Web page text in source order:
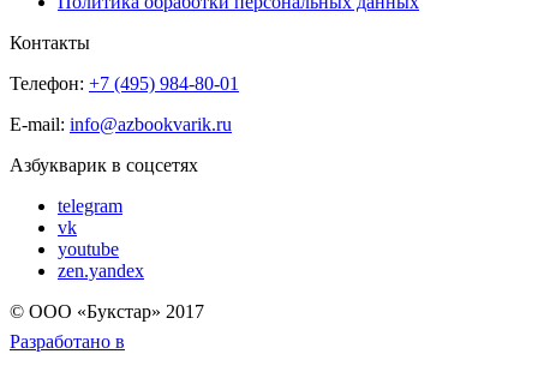
Контакты
Телефон: +7 (495) 984-80-01
E-mail: info@azbookvarik.ru
Азбукварик в соцсетях
telegram
vk
youtube
zen.yandex
© OOO «Букстар» 2017
Разработано в